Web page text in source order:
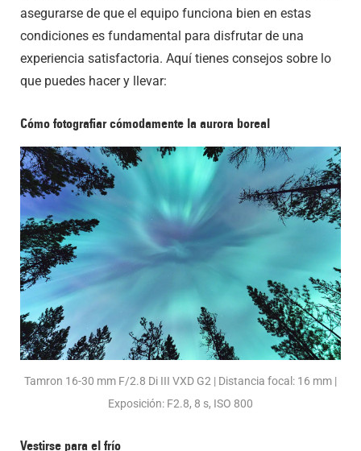
asegurarse de que el equipo funciona bien en estas
condiciones es fundamental para disfrutar de una
experiencia satisfactoria. Aquí tienes consejos sobre lo
que puedes hacer y llevar:
Cómo fotografiar cómodamente la aurora boreal
Tamron 16-30 mm F/2.8 Di III VXD G2 | Distancia focal: 16 mm |
Exposición: F2.8, 8 s, ISO 800
Vestirse para el frío